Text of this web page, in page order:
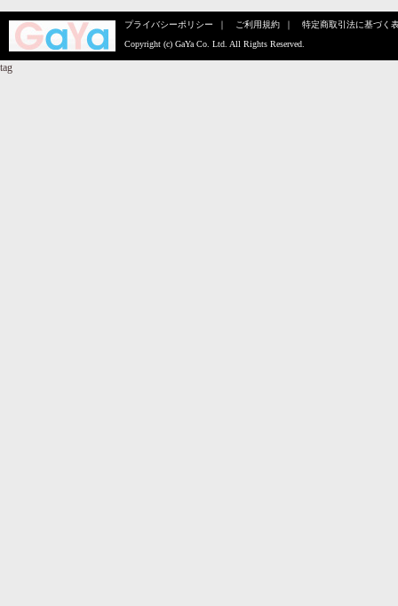
プライバシーポリシー ｜ ご利用規約 ｜ 特定商取引法に基づく
Copyright (c) GaYa Co. Ltd. All Rights Reserved.
tag